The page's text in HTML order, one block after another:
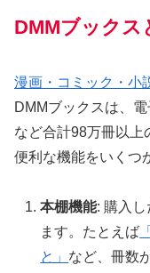
DMMブックス
漫画・コミック・小
DMMブックスは、
など合計98万冊以上
便利な機能をいくつ
本棚機能: 購入
ます。たとえば
と」 など、冊数